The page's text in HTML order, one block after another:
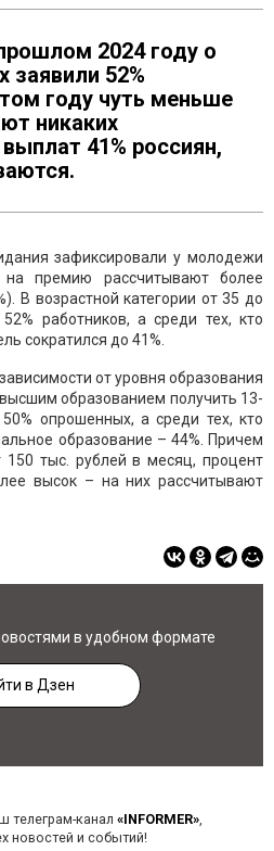
2024 году о
заявили 52%
году чуть меньше
никаких
41% россиян,
зафиксировали у молодежи
премию рассчитывают более
В возрастной категории от 35 до
работников, а среди тех, кто
сократился до 41%.
от уровня образования
образованием получить 13-
опрошенных, а среди тех, кто
образование – 44%. Причем
150 тыс. рублей в месяц, процент
высок – на них рассчитывают
в удобном формате
в Дзен
телеграм-канал «INFORMER»,
новостей и событий!